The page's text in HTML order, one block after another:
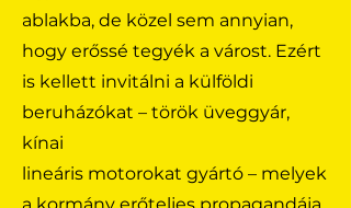
ablakba, de közel sem annyian,
hogy erőssé tegyék a várost. Ezért
is kellett invitálni a külföldi
beruházókat – török üveggyár,
kínai
lineáris motorokat gyártó – melyek